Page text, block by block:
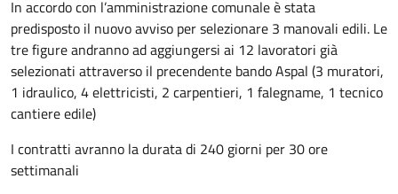
In accordo con l’amministrazione comunale è stata
predisposto il nuovo avviso per selezionare 3 manovali edili. Le
tre figure andranno ad aggiungersi ai 12 lavoratori già
selezionati attraverso il precendente bando Aspal (3 muratori,
1 idraulico, 4 elettricisti, 2 carpentieri, 1 falegname, 1 tecnico
cantiere edile)
I contratti avranno la durata di 240 giorni per 30 ore
settimanali